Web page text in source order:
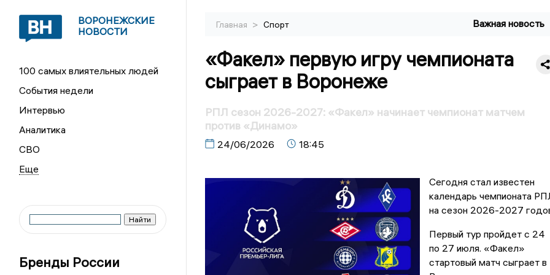
ВОРОНЕЖСКИЕ
НОВОСТИ
100 самых влиятельных людей
События недели
Интервью
Аналитика
СВО
Бренды России
Главная > Спорт Важная новость
«Факел» первую игру чемпионата
сыграет в Воронеже
РПЛ сезон 2026-2027: «Факел» начинает чемпионат матчем
против «Динамо»
24/06/2026 18:45
Сегодня стал известен
календарь чемпионата
на сезон 2026-2027
Первый тур пройдет с 24
по 27 июля. «Факел»
стартовый матч сыграет в